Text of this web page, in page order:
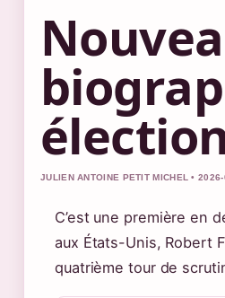
JULIEN ANTOINE PETIT MICHEL •
C’est une première en
aux États-Unis, Robert
quatrième tour de